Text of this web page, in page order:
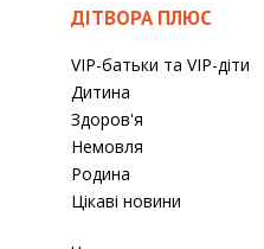
ДІТВОРА ПЛЮС
VIP-батьки та VIP-діти
Дитина
Здоров'я
Немовля
Родина
Цікаві новини